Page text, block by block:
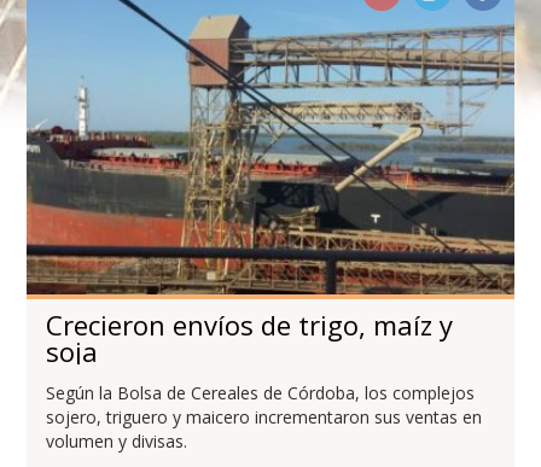
Crecieron envíos de trigo, maíz y
soja
Según la Bolsa de Cereales de Córdoba, los complejos
sojero, triguero y maicero incrementaron sus ventas en
volumen y divisas.